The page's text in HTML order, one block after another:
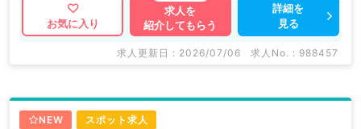
お気に入り
求人を
紹介してもらう
詳細を
見る
求人更新日 : 2026/07/06 求人No. : 988457
NEW スポット求人